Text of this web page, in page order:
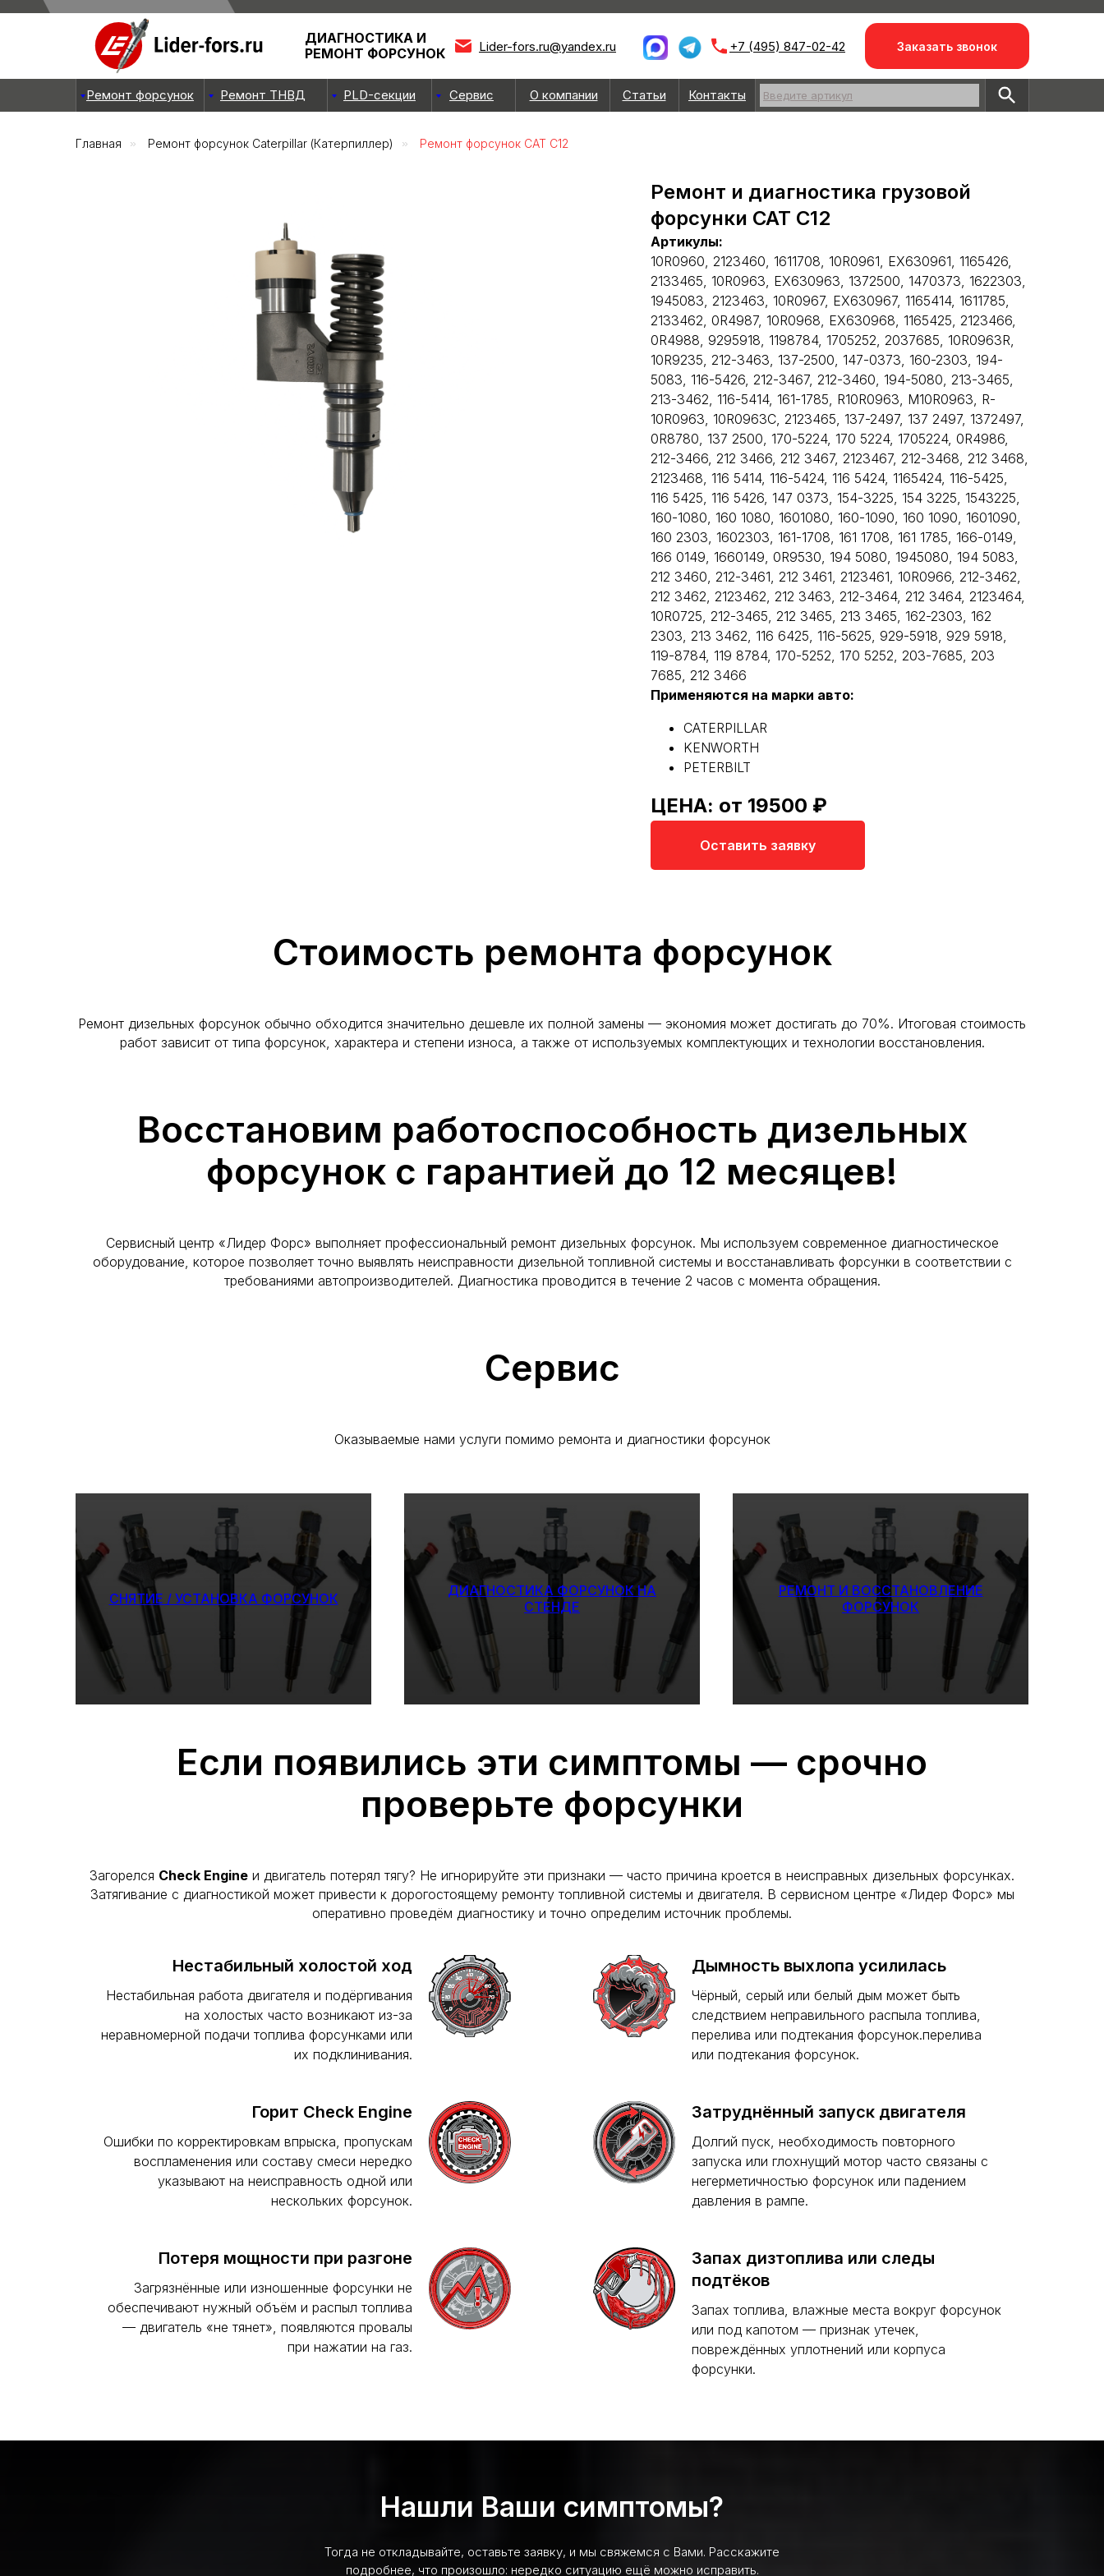
Контакты
О компании
Сервис
PLD-секции
Ремонт ТНВД Статьи
Ремонт форсунок
Lider-fors.ru@yandex.ru +7 (495) 847-02-42 Заказать звонок
ДИАГНОСТИКА И
РЕМОНТ ФОРСУНОК
Введите артикул
Главная » Ремонт форсунок Caterpillar (Катерпиллер) » Ремонт форсунок CAT С12
Ремонт и диагностика грузовой
форсунки CAT С12
Артикулы:
10R0960, 2123460, 1611708, 10R0961, EX630961, 1165426,
2133465, 10R0963, EX630963, 1372500, 1470373, 1622303,
1945083, 2123463, 10R0967, EX630967, 1165414, 1611785,
2133462, 0R4987, 10R0968, EX630968, 1165425, 2123466,
0R4988, 9295918, 1198784, 1705252, 2037685, 10R0963R,
10R9235, 212-3463, 137-2500, 147-0373, 160-2303, 194-
5083, 116-5426, 212-3467, 212-3460, 194-5080, 213-3465,
213-3462, 116-5414, 161-1785, R10R0963, M10R0963, R-
10R0963, 10R0963C, 2123465, 137-2497, 137 2497, 1372497,
0R8780, 137 2500, 170-5224, 170 5224, 1705224, 0R4986,
212-3466, 212 3466, 212 3467, 2123467, 212-3468, 212 3468,
2123468, 116 5414, 116-5424, 116 5424, 1165424, 116-5425,
116 5425, 116 5426, 147 0373, 154-3225, 154 3225, 1543225,
160-1080, 160 1080, 1601080, 160-1090, 160 1090, 1601090,
160 2303, 1602303, 161-1708, 161 1708, 161 1785, 166-0149,
166 0149, 1660149, 0R9530, 194 5080, 1945080, 194 5083,
212 3460, 212-3461, 212 3461, 2123461, 10R0966, 212-3462,
212 3462, 2123462, 212 3463, 212-3464, 212 3464, 2123464,
10R0725, 212-3465, 212 3465, 213 3465, 162-2303, 162
2303, 213 3462, 116 6425, 116-5625, 929-5918, 929 5918,
119-8784, 119 8784, 170-5252, 170 5252, 203-7685, 203
7685, 212 3466
Применяются на марки авто:
CATERPILLAR
KENWORTH
PETERBILT
ЦЕНА: от 19500 ₽
Оставить заявку
Стоимость ремонта форсунок
Ремонт дизельных форсунок обычно обходится значительно дешевле их полной замены — экономия может достигать до 70%. Итоговая стоимость
работ зависит от типа форсунок, характера и степени износа, а также от используемых комплектующих и технологии восстановления.
Восстановим работоспособность дизельных
форсунок с гарантией до 12 месяцев!
Сервисный центр «Лидер Форс» выполняет профессиональный ремонт дизельных форсунок. Мы используем современное диагностическое
оборудование, которое позволяет точно выявлять неисправности дизельной топливной системы и восстанавливать форсунки в соответствии с
требованиями автопроизводителей. Диагностика проводится в течение 2 часов с момента обращения.
Сервис
Оказываемые нами услуги помимо ремонта и диагностики форсунок
СНЯТИЕ / УСТАНОВКА ФОРСУНОК
ДИАГНОСТИКА ФОРСУНОК НА
СТЕНДЕ
РЕМОНТ И ВОССТАНОВЛЕНИЕ
ФОРСУНОК
Если появились эти симптомы — срочно
проверьте форсунки
Загорелся Check Engine и двигатель потерял тягу? Не игнорируйте эти признаки — часто причина кроется в неисправных дизельных форсунках.
Затягивание с диагностикой может привести к дорогостоящему ремонту топливной системы и двигателя. В сервисном центре «Лидер Форс» мы
оперативно проведём диагностику и точно определим источник проблемы.
Нестабильный холостой ход
Нестабильная работа двигателя и подёргивания
на холостых часто возникают из-за
неравномерной подачи топлива форсунками или
их подклинивания.
Горит Check Engine
Ошибки по корректировкам впрыска, пропускам
воспламенения или составу смеси нередко
указывают на неисправность одной или
нескольких форсунок.
Потеря мощности при разгоне
Загрязнённые или изношенные форсунки не
обеспечивают нужный объём и распыл топлива
— двигатель «не тянет», появляются провалы
при нажатии на газ.
Дымность выхлопа усилилась
Чёрный, серый или белый дым может быть
следствием неправильного распыла топлива,
перелива или подтекания форсунок.перелива
или подтекания форсунок.
Затруднённый запуск двигателя
Долгий пуск, необходимость повторного
запуска или глохнущий мотор часто связаны с
негерметичностью форсунок или падением
давления в рампе.
Запах дизтоплива или следы
подтёков
Запах топлива, влажные места вокруг форсунок
или под капотом — признак утечек,
повреждённых уплотнений или корпуса
форсунки.
Нашли Ваши симптомы?
Тогда не откладывайте, оставьте заявку, и мы свяжемся с Вами. Расскажите
подробнее, что произошло: нередко ситуацию ещё можно исправить.